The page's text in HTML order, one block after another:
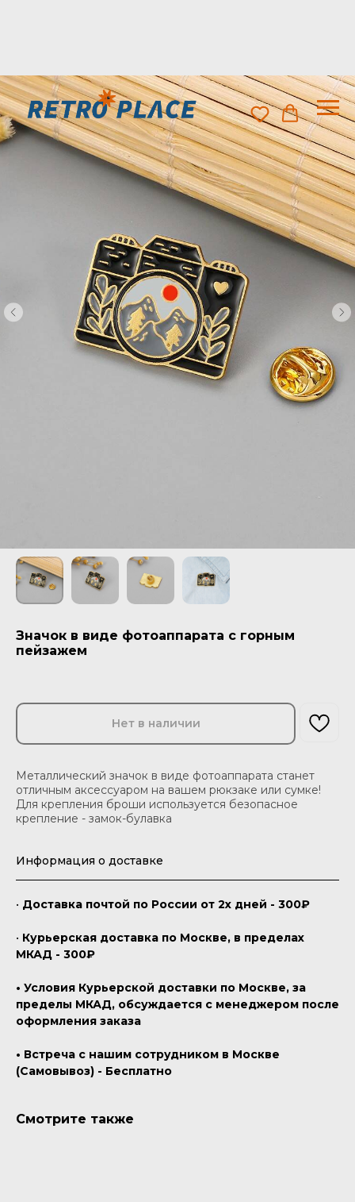
Значок в виде фотоаппарата с горным
пейзажем
Нет в наличии
Металлический значок в виде фотоаппарата станет
отличным аксессуаром на вашем рюкзаке или сумке!
Для крепления броши используется безопасное
крепление - замок-булавка
Информация о доставке
• Доставка почтой по России от 2х дней - 300₽
• Курьерская доставка по Москве, в пределах
МКАД - 300₽
• Условия Курьерской доставки по Москве, за
пределы МКАД, обсуждается с менеджером после
оформления заказа
• Встреча с нашим сотрудником в Москве
(Самовывоз) - Бесплатно
Смотрите также